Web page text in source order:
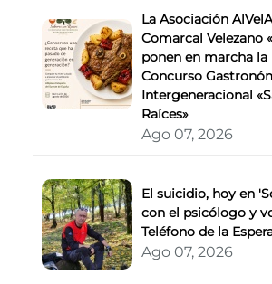
La Asociación
Comarcal Velezano
ponen en marcha la
Concurso
Intergeneracional
Raíces»
Ago 07, 2026
El suicidio, hoy en
con el psicólogo y
Teléfono de la
Ago 07, 2026